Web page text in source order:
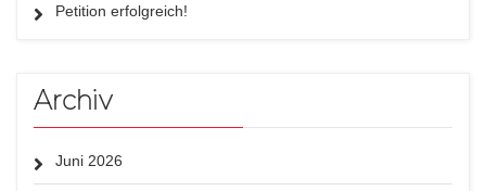
Petition erfolgreich!
Archiv
Juni 2026